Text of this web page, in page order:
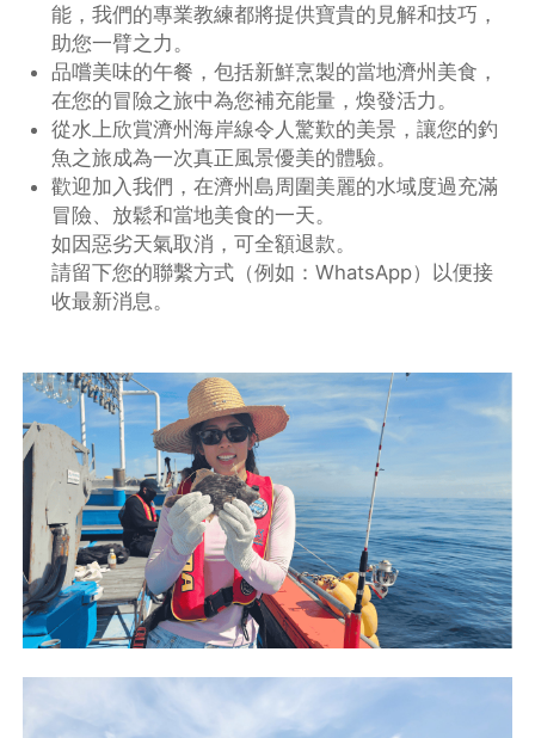
能，我們的專業教練都將提供寶貴的見解和技巧，
助您一臂之力。
品嚐美味的午餐，包括新鮮烹製的當地濟州美食，
在您的冒險之旅中為您補充能量，煥發活力。
從水上欣賞濟州海岸線令人驚歎的美景，讓您的釣
魚之旅成為一次真正風景優美的體驗。
歡迎加入我們，在濟州島周圍美麗的水域度過充滿
冒險、放鬆和當地美食的一天。
如因惡劣天氣取消，可全額退款。
請留下您的聯繫方式（例如：WhatsApp）以便接
收最新消息。